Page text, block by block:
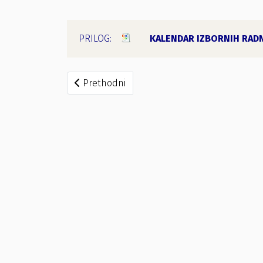
KALENDAR IZBORNIH
Prethodni članak: Socijaldemokrate Crne
Prethodni